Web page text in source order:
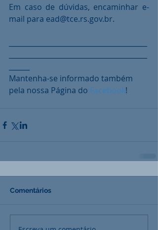
Em caso de dúvidas, encaminhar e-
mail para ead@tce.rs.gov.br.
Mantenha-se informado também
pela nossa Página do Facebook!
Comentários